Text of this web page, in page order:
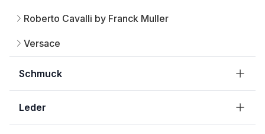
Roberto Cavalli by Franck Muller
Versace
Schmuck
Leder